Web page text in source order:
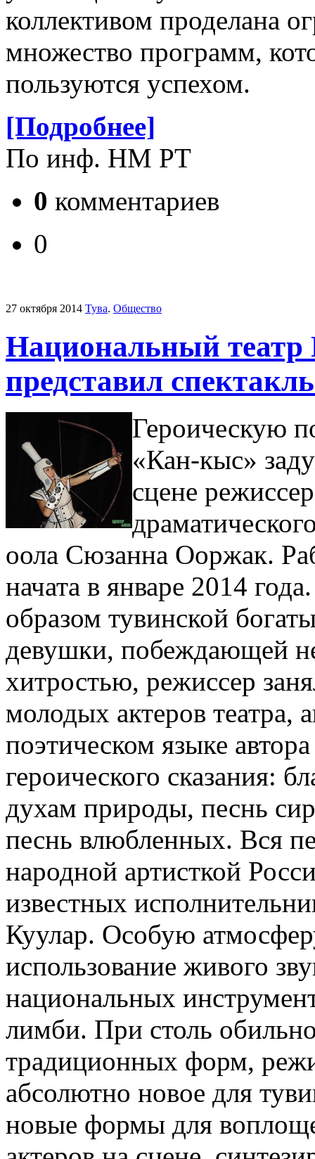
коллективом проделана
множество программ,
пользуются успехом.
[Подробнее]
По инф. НМ РТ
0 комментариев
0
27 октября 2014 Тува. Общество
Национальный театр
представил
Героическую
«Кан-кыс»
сцене
оола Сюзанна Ооржак.
начата в январе 2014
образом тувинской
девушки, побеждающей
хитростью, режиссер
молодых актеров театра,
поэтическом языке
героического сказания:
духам природы, песнь
песнь влюбленных. Вся
народной артисткой
известных
Куулар. Особую
использование живого
национальных
лимби. При столь
традиционных форм,
абсолютно новое для
новые формы для